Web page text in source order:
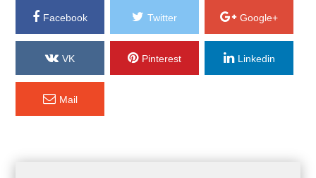
Facebook Twitter Google+
VK Pinterest Linkedin
Mail